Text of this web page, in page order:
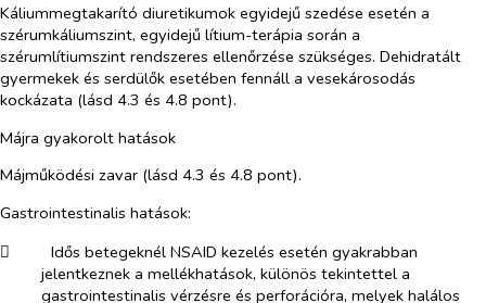
Káliummegtakarító diuretikumok egyidejű szedése esetén a
szérumkáliumszint, egyidejű lítium-terápia során a
szérumlítiumszint rendszeres ellenőrzése szükséges. Dehidratált
gyermekek és serdülők esetében fennáll a vesekárosodás
kockázata (lásd 4.3 és 4.8 pont).
Májra gyakorolt hatások
Májműködési zavar (lásd 4.3 és 4.8 pont).
Gastrointestinalis hatások:
​
Idős betegeknél NSAID kezelés esetén gyakrabban
jelentkeznek a mellékhatások, különös tekintettel a
gastrointestinalis vérzésre és perforációra, melyek halálos